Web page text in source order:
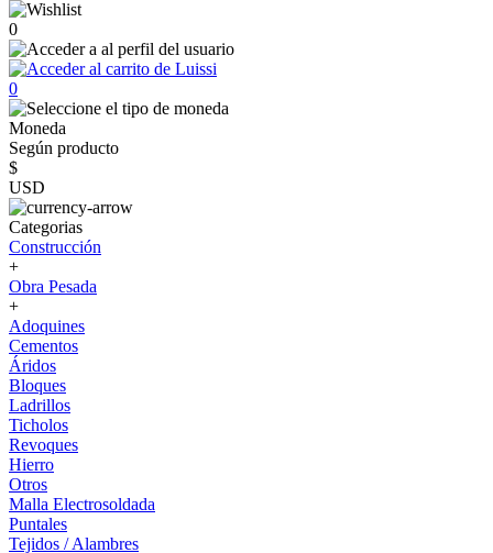
0
0
Moneda
Según producto
$
USD
Categorias
Construcción
+
Obra Pesada
+
Adoquines
Cementos
Áridos
Bloques
Ladrillos
Ticholos
Revoques
Hierro
Otros
Malla Electrosoldada
Puntales
Tejidos / Alambres